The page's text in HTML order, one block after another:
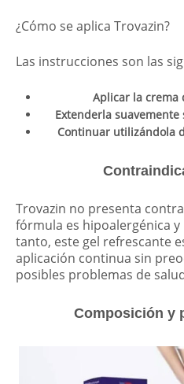
¿Cómo se aplica Trovazin?
Las instrucciones son las
Aplicar la crema
Extenderla
Continuar utilizándola
Trovazin no presenta
fórmula es hipoalergénica
tanto, este gel refrescante
aplicación continua sin
posibles problemas de
Composición y